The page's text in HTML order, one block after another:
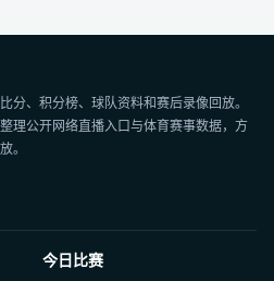
分、积分榜、球队资料和赛后录像回放。
理公开网络直播入口与体育赛事数据，方
。
今日比赛